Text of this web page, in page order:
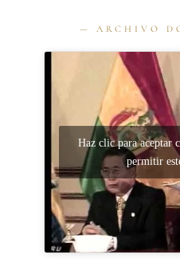
Haz clic para aceptar
permitir